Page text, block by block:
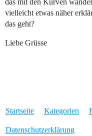
das mit den Kurven
vielleicht etwas näher
das geht?
Liebe Grüsse
Startseite Kategorien
Datenschutzerklärung